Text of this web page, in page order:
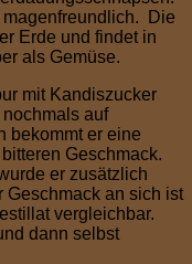
Die
Erde und findet in
als Gemüse.
mit Kandiszucker
auf
bekommt er eine
Geschmack.
er zusätzlich
Geschmack an sich ist
vergleichbar.
dann selbst